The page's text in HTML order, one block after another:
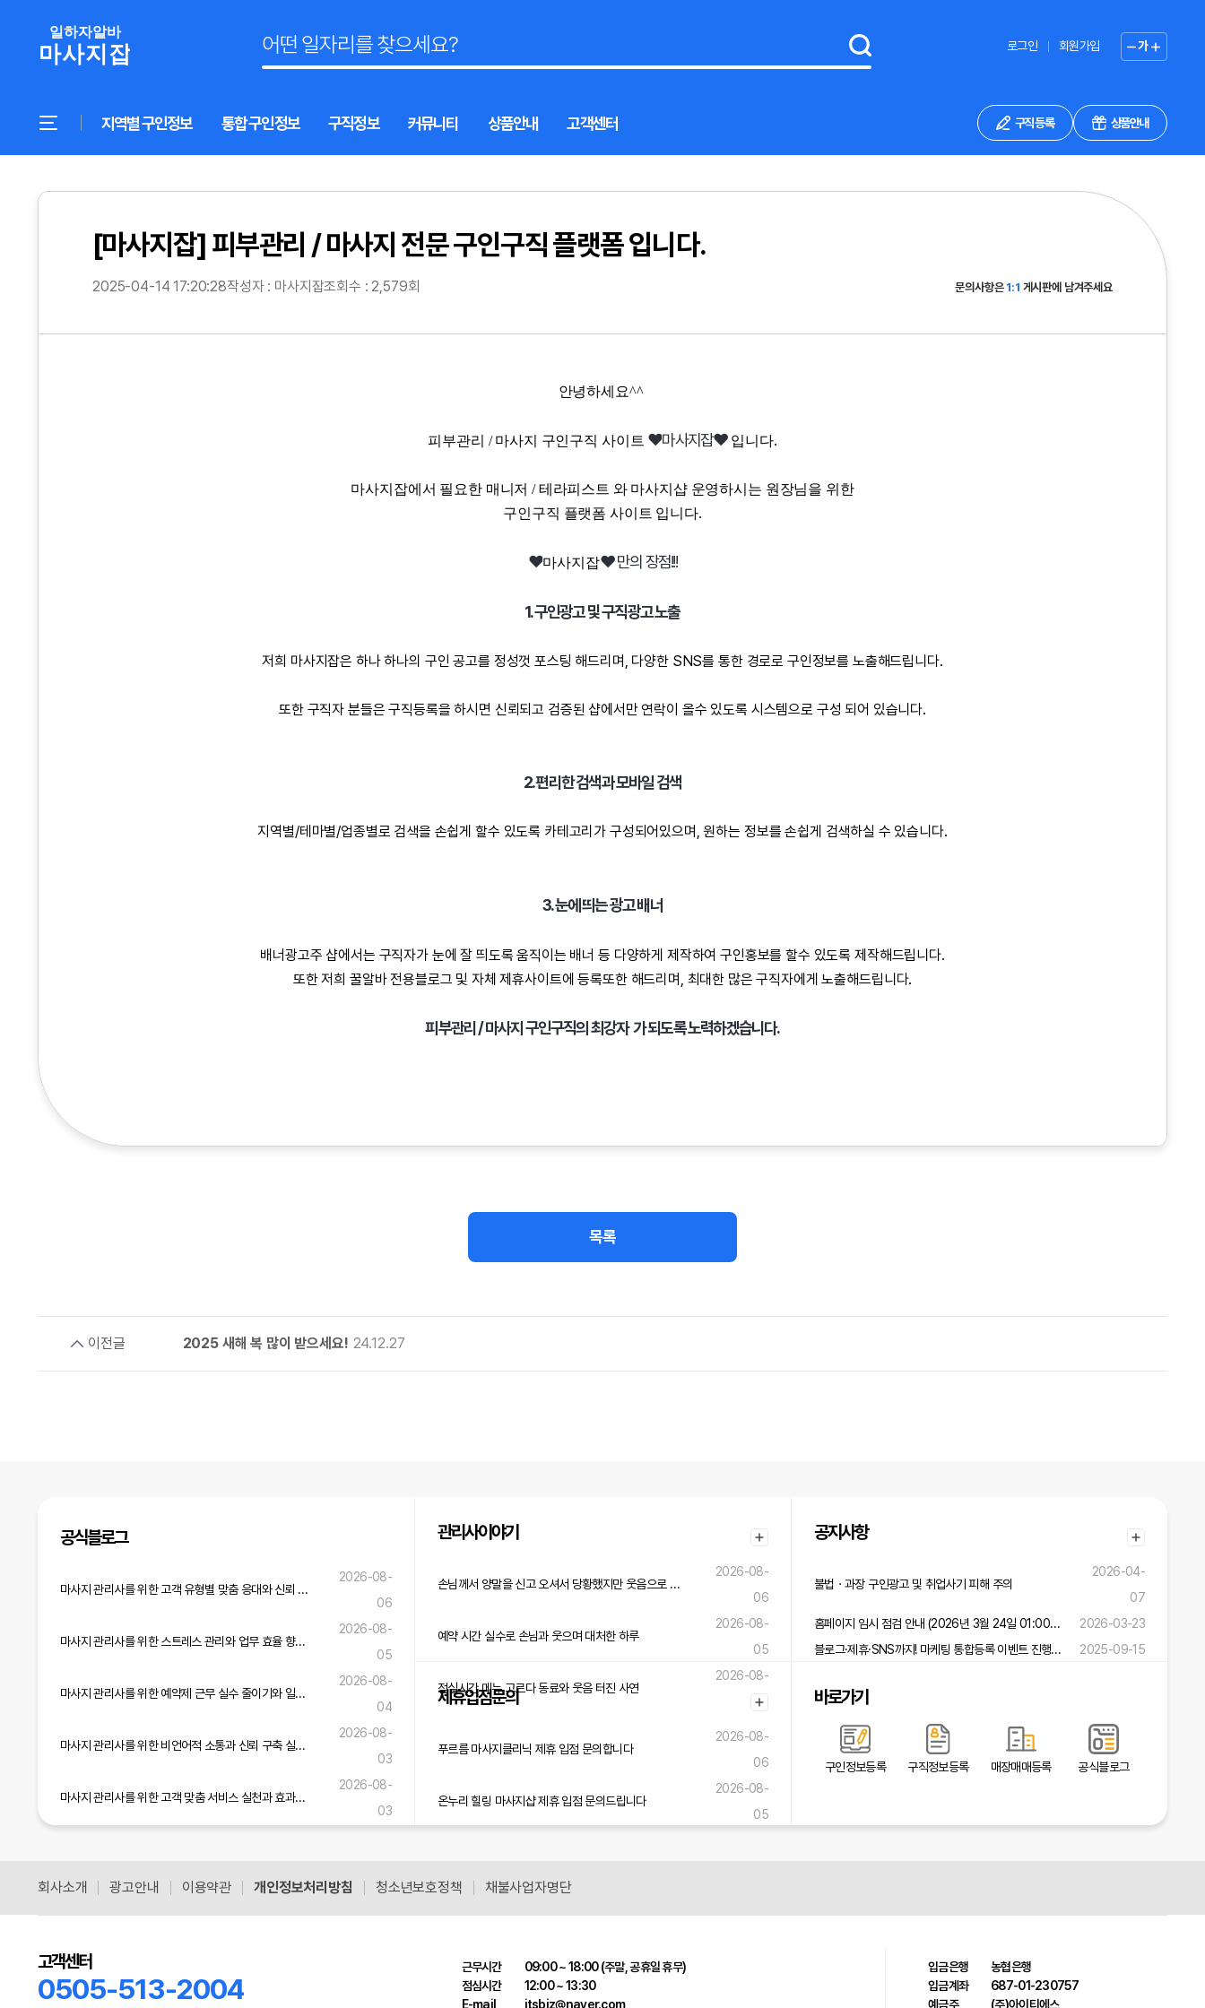
로그인 회원가입 가
지역별 구인정보 통합 구인정보 구직정보 커뮤니티 상품안내 고객센터 구직 등록 상품안내
[마사지잡] 피부관리 / 마사지 전문 구인구직 플랫폼 입니다.
2025-04-14 17:20:28작성자 : 마사지잡조회수 : 2,579회 문의사항은 1:1 게시판에 남겨주세요
안녕하세요^^
피부관리 / 마사지 구인구직 사이트 ❤️마사지잡❤️입니다.
마사지잡에서 필요한 매니저 / 테라피스트 와 마사지샵 운영하시는 원장님을 위한
구인구직 플랫폼 사이트 입니다.
❤️마사지잡❤️ 만의 장점!!!
1. 구인광고 및 구직광고 노출
저희 마사지잡은 하나 하나의 구인 공고를 정성껏 포스팅 해드리며, 다양한 SNS를 통한 경로로 구인정보를 노출해드립니다.
또한 구직자 분들은 구직등록을 하시면 신뢰되고 검증된 샵에서만 연락이 올수 있도록 시스템으로 구성 되어 있습니다.
2. 편리한 검색과 모바일 검색
지역별/테마별/업종별로 검색을 손쉽게 할수 있도록 카테고리가 구성되어있으며, 원하는 정보를 손쉽게 검색하실 수 있습니다.
3. 눈에 띄는 광고 배너
배너광고주 샵에서는 구직자가 눈에 잘 띄도록 움직이는 배너 등 다양하게 제작하여 구인홍보를 할수 있도록 제작해드립니다.
또한 저희 꿀알바 전용블로그 및 자체 제휴사이트에 등록또한 해드리며, 최대한 많은 구직자에게 노출해드립니다.
피부관리 / 마사지 구인구직의 최강자 가 되도록 노력하겠습니다.
목록
이전글 2025 새해 복 많이 받으세요! 24.12.27
공식블로그
마사지 관리사를 위한 고객 유형별 맞춤 응대와 신뢰 구축 전략
2026-08-
06
마사지 관리사를 위한 스트레스 관리와 업무 효율 향상 실무 전략
2026-08-
05
마사지 관리사를 위한 예약제 근무 실수 줄이기와 일정 관리 실무 가이드
2026-08-
04
마사지 관리사를 위한 비언어적 소통과 신뢰 구축 실무 가이드
2026-08-
03
마사지 관리사를 위한 고객 맞춤 서비스 실천과 효과적인 소통 기술 가이드
2026-08-
03
공식블로그 더보기
관리사이야기
손님께서 양말을 신고 오셔서 당황했지만 웃음으로 넘긴 하루
2026-08-
06
예약 시간 실수로 손님과 웃으며 대처한 하루
2026-08-
05
점심시간 메뉴 고르다 동료와 웃음 터진 사연
2026-08-
05
제휴입점문의
푸르름 마사지클리닉 제휴 입점 문의합니다
2026-08-
06
온누리 힐링 마사지샵 제휴 입점 문의드립니다
2026-08-
05
공지사항
불법ㆍ과장 구인광고 및 취업사기 피해 주의
2026-04-
07
홈페이지 임시 점검 안내 (2026년 3월 24일 01:00 ~ 02:00)
2026-03-23
블로그·제휴·SNS까지! 마케팅 통합등록 이벤트 진행 중!
2025-09-15
바로가기
구인정보등록 구직정보등록 매장매매등록 공식블로그
회사소개 광고안내 이용약관 개인정보처리방침 청소년보호정책 채불사업자명단
고객센터
0505-513-2004
근무시간
09:00 ~ 18:00 (주말, 공휴일 휴무)
점심시간
12:00 ~ 13:30
E-mail
itsbiz@naver.com
입금은행
농협은행
입금계좌
687-01-230757
예금주
(주)아이티에스